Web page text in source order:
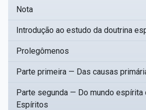
Nota
Introdução ao estudo da doutrina
Prolegômenos
Parte primeira — Das causas
Parte segunda — Do mundo espírita
Espíritos